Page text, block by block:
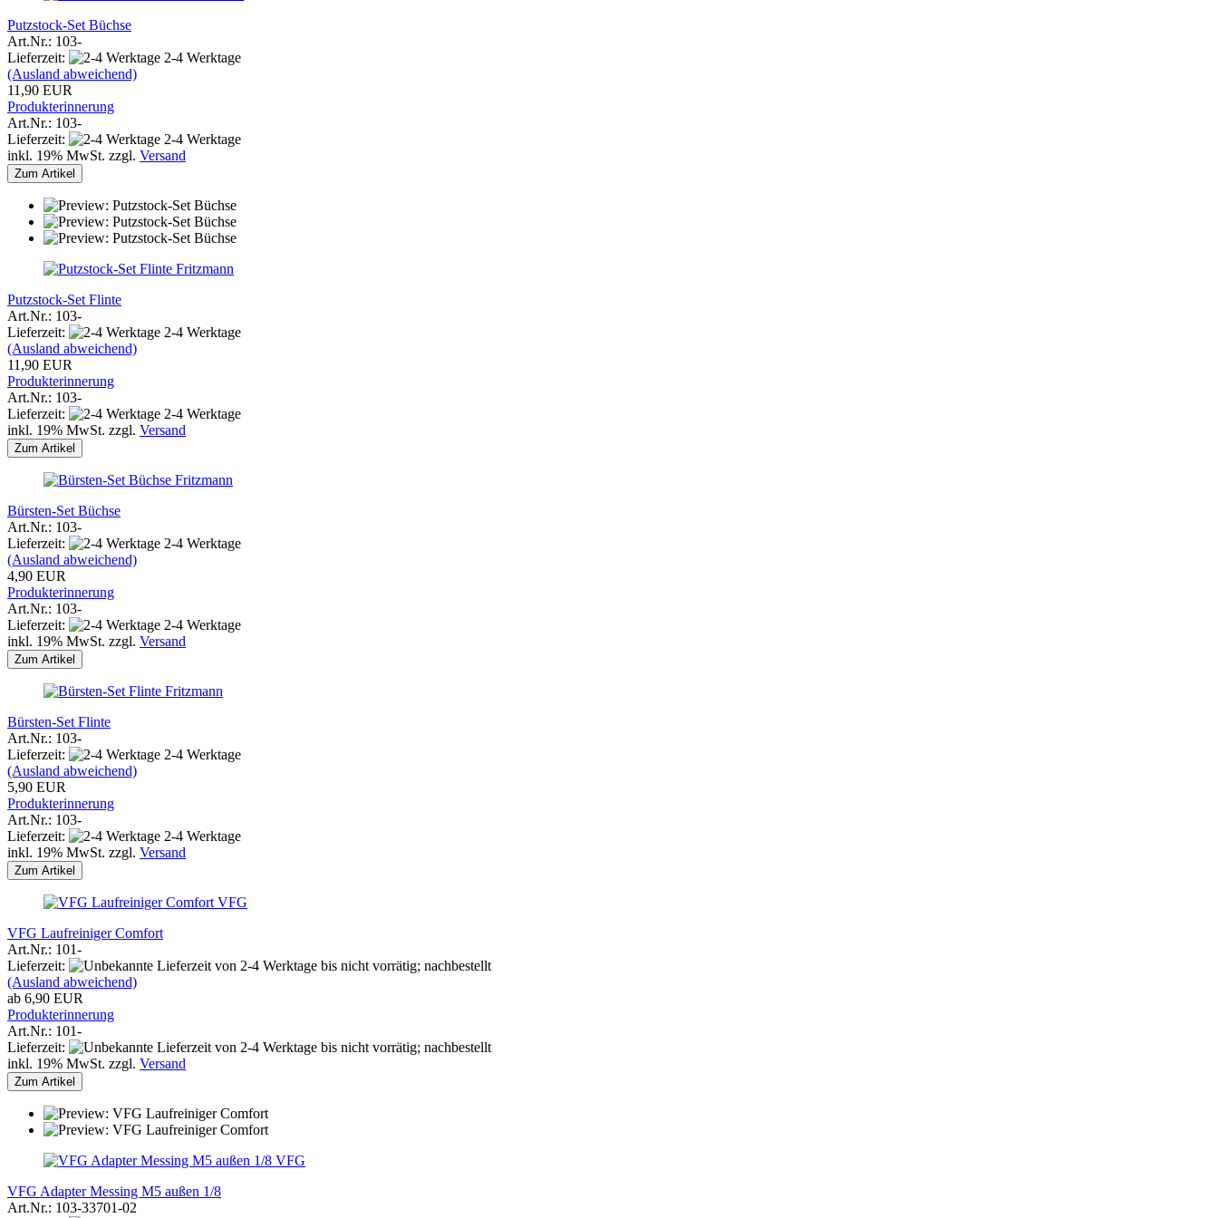
Putzstock-Set Büchse
Art.Nr.: 103-
Lieferzeit:
2-4 Werktage
(Ausland abweichend)
11,90 EUR
Produkterinnerung
Art.Nr.: 103-
Lieferzeit:
2-4 Werktage
inkl. 19% MwSt. zzgl. Versand
Zum Artikel
Fritzmann
Putzstock-Set Flinte
Art.Nr.: 103-
Lieferzeit:
2-4 Werktage
(Ausland abweichend)
11,90 EUR
Produkterinnerung
Art.Nr.: 103-
Lieferzeit:
2-4 Werktage
inkl. 19% MwSt. zzgl. Versand
Zum Artikel
Fritzmann
Bürsten-Set Büchse
Art.Nr.: 103-
Lieferzeit:
2-4 Werktage
(Ausland abweichend)
4,90 EUR
Produkterinnerung
Art.Nr.: 103-
Lieferzeit:
2-4 Werktage
inkl. 19% MwSt. zzgl. Versand
Zum Artikel
Fritzmann
Bürsten-Set Flinte
Art.Nr.: 103-
Lieferzeit:
2-4 Werktage
(Ausland abweichend)
5,90 EUR
Produkterinnerung
Art.Nr.: 103-
Lieferzeit:
2-4 Werktage
inkl. 19% MwSt. zzgl. Versand
Zum Artikel
VFG
VFG Laufreiniger Comfort
Art.Nr.: 101-
Lieferzeit:
von 2-4 Werktage bis nicht vorrätig; nachbestellt
(Ausland abweichend)
ab 6,90 EUR
Produkterinnerung
Art.Nr.: 101-
Lieferzeit:
von 2-4 Werktage bis nicht vorrätig; nachbestellt
inkl. 19% MwSt. zzgl. Versand
Zum Artikel
VFG
VFG Adapter Messing M5 außen 1/8
Art.Nr.: 103-33701-02